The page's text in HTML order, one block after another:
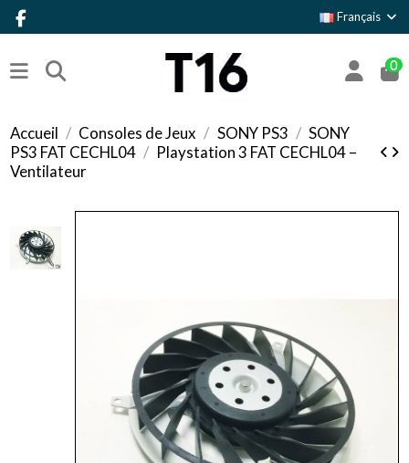
Français
0
Accueil Consoles de Jeux SONY PS3
SONY
PS3 FAT CECHL04
Playstation 3 FAT CECHL04 –
Ventilateur